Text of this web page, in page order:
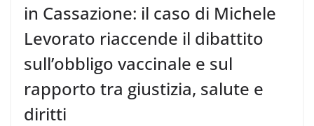
in Cassazione: il caso di Michele
Levorato riaccende il dibattito
sull’obbligo vaccinale e sul
rapporto tra giustizia, salute e
diritti